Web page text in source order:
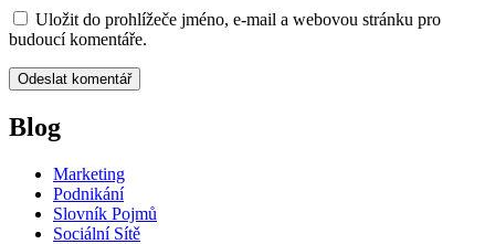
Uložit do prohlížeče jméno, e-mail a webovou stránku pro
budoucí komentáře.
Blog
Marketing
Podnikání
Slovník Pojmů
Sociální Sítě